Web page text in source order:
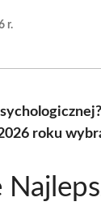
r.
roku